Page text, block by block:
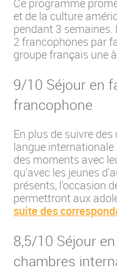
et de la culture
pendant 3 semaines.
2 francophones par
groupe français une
9/10 Séjour en
francophone
En plus de suivre
langue internationale
des moments avec
qu'avec les jeunes
présents, l'occasion
permettront aux
suite des
8,5/10 Séjour
chambres